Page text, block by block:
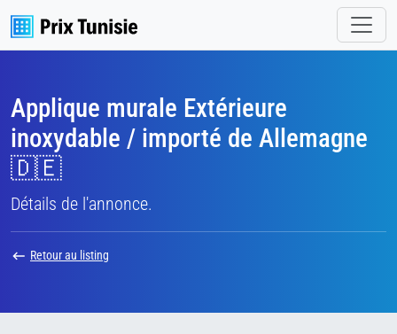
Applique murale Extérieure
inoxydable / importé de Allemagne
🇩🇪
Détails de l'annonce.
Retour au listing